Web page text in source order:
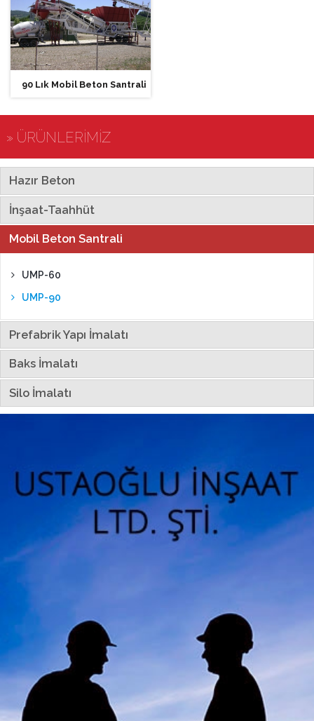
90 Lık Mobil Beton Santrali
» ÜRÜNLERİMİZ
Hazır Beton
İnşaat-Taahhüt
Mobil Beton Santrali
UMP-60
UMP-90
Prefabrik Yapı İmalatı
Baks İmalatı
Silo İmalatı